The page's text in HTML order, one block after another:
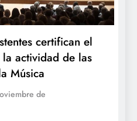
certifican el
actividad de las
Música
de